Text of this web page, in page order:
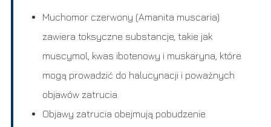
Muchomor czerwony (Amanita muscaria)
zawiera toksyczne substancje, takie jak
muscymol, kwas ibotenowy i muskaryna, które
mogą prowadzić do halucynacji i poważnych
objawów zatrucia.
Objawy zatrucia obejmują pobudzenie